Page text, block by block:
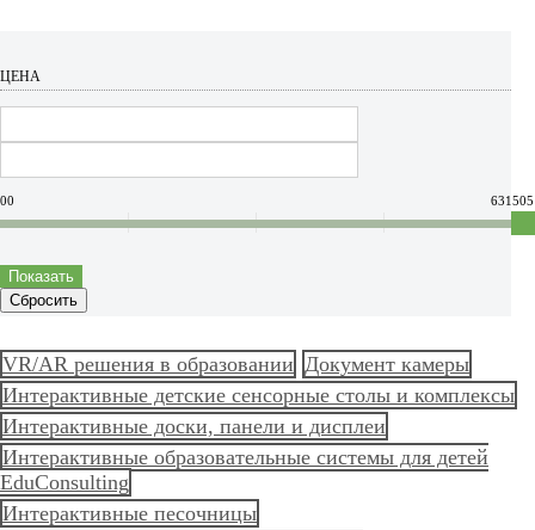
ЦЕНА
631505
Показать
Сбросить
VR/AR решения в образовании Документ камеры
Интерактивные детские сенсорные столы и комплексы
Интерактивные доски, панели и дисплеи
Интерактивные образовательные системы для детей
EduConsulting
Интерактивные песочницы